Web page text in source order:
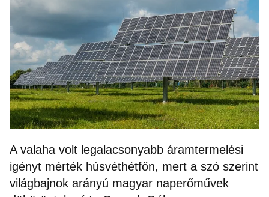
A valaha volt legalacsonyabb áramtermelési
igényt mérték húsvéthétfőn, mert a szó szerint
világbajnok arányú magyar naperőművek